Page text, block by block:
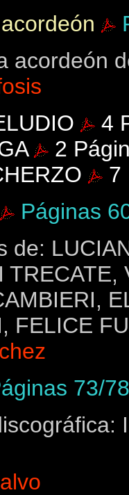
acordeón
4
2
7
Páginas
de:
FELICE
73/78